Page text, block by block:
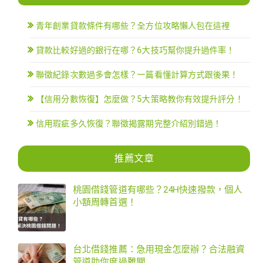
青年創業貸款條件有哪些？全方位攻略懶人包在這裡
貸款比較好過的銀行在哪？6大技巧幫你提升過件率！
聯徵紀錄次數過多會怎樣？一篇看懂計算方式跟後果！
【信用分數恢復】怎麼做？5大策略教你有效提升評分！
信用瑕疵多久恢復？聯徵揭露期完整介紹別錯過！
推薦文章
桃園借錢管道有哪些？24H快速撥款，個人
小額周轉首選！
台北借錢推薦：急用現金怎麼辦？合法融資